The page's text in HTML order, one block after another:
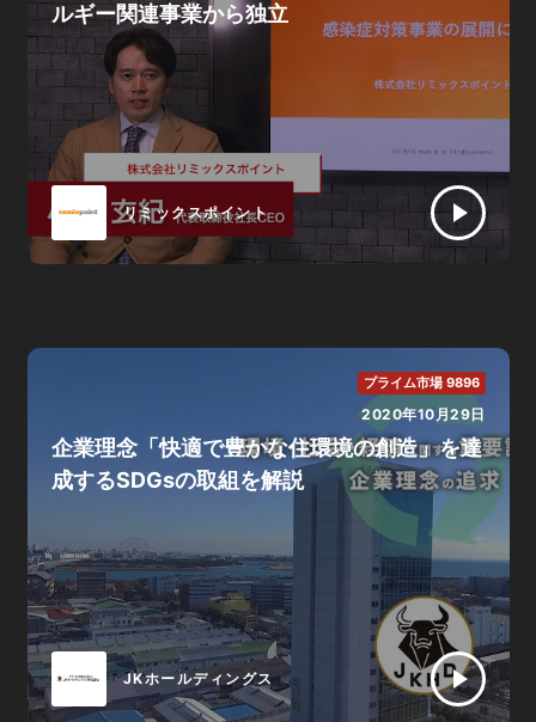
リミックスポイント
ルギー関連事業から独立
プライム市場 9896
2020年10月29日
JKホールディングス
企業理念「快適で豊かな住環境の創造」を達
成するSDGsの取組を解説